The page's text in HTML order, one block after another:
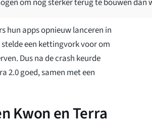
hun apps opnieuw lanceren in
een kettingvork voor om
Dus na de crash keurde
2.0 goed, samen met een
Kwon en Terra